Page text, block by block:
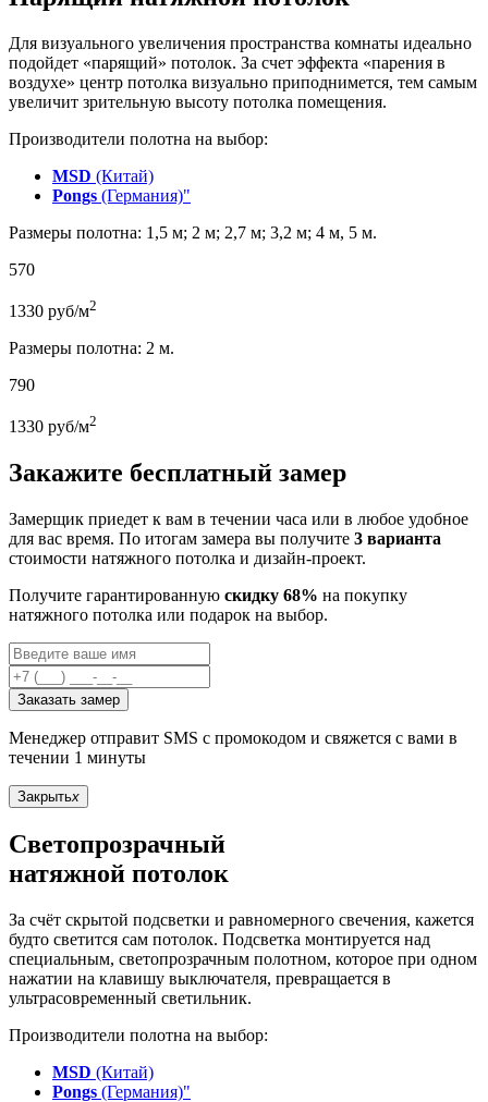
Для визуального увеличения пространства комнаты идеально
подойдет «парящий» потолок. За счет эффекта «парения в
воздухе» центр потолка визуально приподнимется, тем самым
увеличит зрительную высоту потолка помещения.
Производители полотна на выбор:
MSD (Китай)
Pongs (Германия)"
Размеры полотна: 1,5 м; 2 м; 2,7 м; 3,2 м; 4 м, 5 м.
570
1330 руб/м2
Размеры полотна: 2 м.
790
1330 руб/м2
Закажите бесплатный замер
Замерщик приедет к вам в течении часа или в любое удобное
для вас время. По итогам замера вы получите 3 варианта
стоимости натяжного потолка и дизайн-проект.
Получите гарантированную скидку 68% на покупку
натяжного потолка или подарок на выбор.
Заказать замер
Менеджер отправит SMS с промокодом и свяжется с вами в
течении 1 минуты
Закрытьx
Светопрозрачный
натяжной потолок
За счёт скрытой подсветки и равномерного свечения, кажется
будто светится сам потолок. Подсветка монтируется над
специальным, светопрозрачным полотном, которое при одном
нажатии на клавишу выключателя, превращается в
ультрасовременный светильник.
Производители полотна на выбор:
MSD (Китай)
Pongs (Германия)"